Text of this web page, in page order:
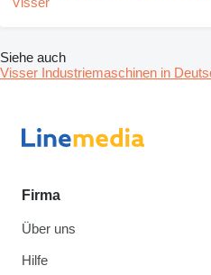
Siehe auch
Visser Industriemaschinen in
Firma
Über uns
Hilfe